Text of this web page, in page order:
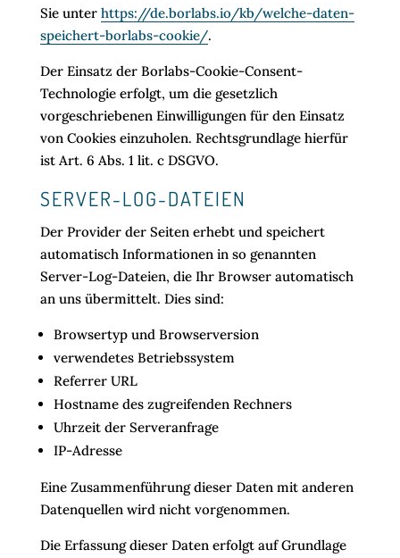
Sie unter https://de.borlabs.io/kb/welche-daten-
speichert-borlabs-cookie/.
Der Einsatz der Borlabs-Cookie-Consent-
Technologie erfolgt, um die gesetzlich
vorgeschriebenen Einwilligungen für den Einsatz
von Cookies einzuholen. Rechtsgrundlage hierfür
ist Art. 6 Abs. 1 lit. c DSGVO.
SERVER-LOG-DATEIEN
Der Provider der Seiten erhebt und speichert
automatisch Informationen in so genannten
Server-Log-Dateien, die Ihr Browser automatisch
an uns übermittelt. Dies sind:
Browsertyp und Browserversion
verwendetes Betriebssystem
Referrer URL
Hostname des zugreifenden Rechners
Uhrzeit der Serveranfrage
IP-Adresse
Eine Zusammenführung dieser Daten mit anderen
Datenquellen wird nicht vorgenommen.
Die Erfassung dieser Daten erfolgt auf Grundlage